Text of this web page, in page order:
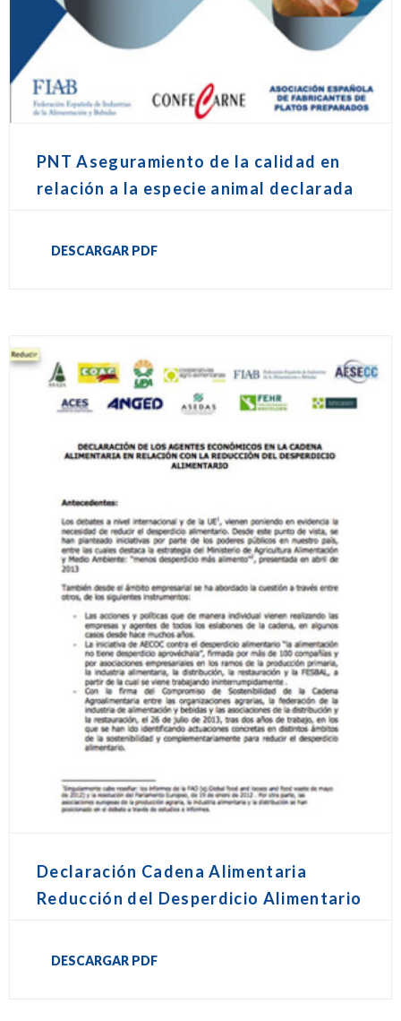
PNT Aseguramiento de la calidad en
relación a la especie animal declarada
DESCARGAR PDF
Declaración Cadena Alimentaria
Reducción del Desperdicio Alimentario
DESCARGAR PDF